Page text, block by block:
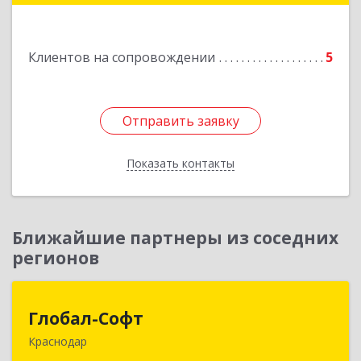
Клиентов на сопровождении 5
Отправить заявку
Показать контакты
Подробнее
Отправить заявку
Назад
Ближайшие партнеры из соседних
регионов
Глобал-Софт
Краснодар350018, Краснодарский край, Краснодар г,